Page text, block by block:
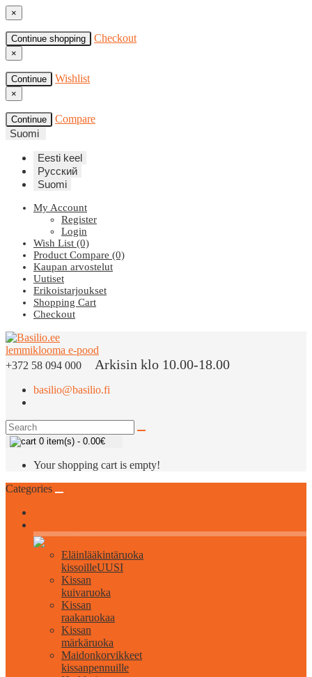
×
Continue shopping Checkout
×
Continue Wishlist
×
Continue
Compare
Suomi
Eesti keel
Русский
Suomi
My Account
Register
Login
Wish List (0)
Product Compare (0)
Kaupan arvostelut
Uutiset
Erikoistarjoukset
Shopping Cart
Checkout
+372 58 094 000 Arkisin klo 10.00-18.00
basilio@basilio.fi
0 item(s) - 0.00€
Your shopping cart is empty!
Categories
Eläinlääkintäruoka
kissoilleUUSI
Kissan
kuivaruoka
Kissan
raakaruokaa
Kissan
märkäruoka
Maidonkorvikkeet
kissanpennuille